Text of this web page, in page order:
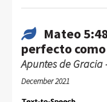
Mateo
perfecto como
Apuntes de Gracia
December 2021